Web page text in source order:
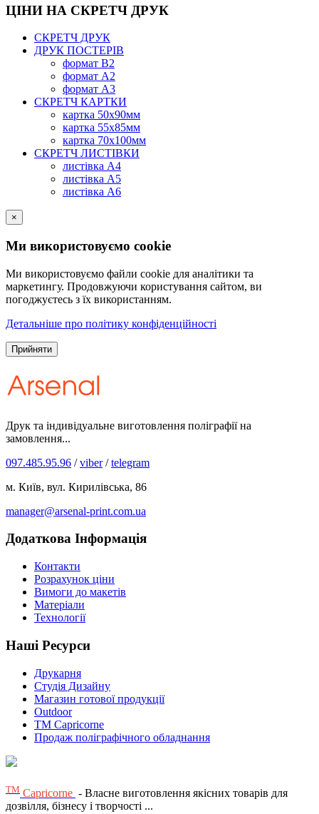
ЦІНИ НА СКРЕТЧ ДРУК
СКРЕТЧ ДРУК
ДРУК ПОСТЕРІВ
формат В2
формат А2
формат А3
СКРЕТЧ КАРТКИ
картка 50х90мм
картка 55х85мм
картка 70х100мм
СКРЕТЧ ЛИСТІВКИ
листівка А4
листівка А5
листівка А6
×
Ми використовуємо cookie
Ми використовуємо файли cookie для аналітики та
маркетингу. Продовжуючи користування сайтом, ви
погоджуєтесь з їх використанням.
Детальніше про політику конфіденційності
Прийняти
Друк та індивідуальне виготовлення поліграфії на
замовлення...
097.485.95.96 /viber/telegram
м. Київ, вул. Кирилівська, 86
manager@arsenal-print.com.ua
Додаткова Інформація
Контакти
Розрахунок ціни
Вимоги до макетів
Матеріали
Технології
Наші Ресурси
Друкарня
Студія Дизайну
Магазин готової продукції
Outdoor
TM Capricorne
Продаж поліграфічного обладнання
ТМ Capricorne - Власне виготовлення якісних товарів для
дозвілля, бізнесу і творчості ...